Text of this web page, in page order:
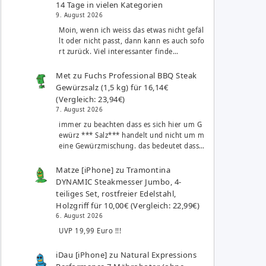
14 Tage in vielen Kategorien
9. August 2026
Moin, wenn ich weiss das etwas nicht gefäl
lt oder nicht passt, dann kann es auch sofo
rt zurück. Viel interessanter finde…
Met zu Fuchs Professional BBQ Steak
Gewürzsalz (1,5 kg) für 16,14€
(Vergleich: 23,94€)
7. August 2026
immer zu beachten dass es sich hier um G
ewürz *** Salz*** handelt und nicht um m
eine Gewürzmischung. das bedeutet dass…
Matze [iPhone] zuTramontina
DYNAMIC Steakmesser Jumbo, 4-
teiliges Set, rostfreier Edelstahl,
Holzgriff für 10,00€ (Vergleich: 22,99€)
6. August 2026
UVP 19,99 Euro !!!
iDau [iPhone] zu Natural Expressions